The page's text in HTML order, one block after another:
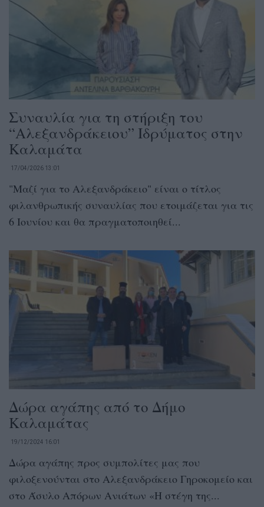
Συναυλία για τη στήριξη του
“Αλεξανδράκειου” Ιδρύματος στην
Καλαμάτα
17/04/2026 13:01
"Μαζί για το Αλεξανδράκειο" είναι ο τίτλος
φιλανθρωπικής συναυλίας που ετοιμάζεται για τις
6 Ιουνίου και θα πραγματοποιηθεί...
Δώρα αγάπης από το Δήμο
Καλαμάτας
19/12/2024 16:01
Δώρα αγάπης προς συμπολίτες μας που
φιλοξενούνται στο Αλεξανδράκειο Γηροκομείο και
στο Άσυλο Απόρων Ανιάτων «Η στέγη της...